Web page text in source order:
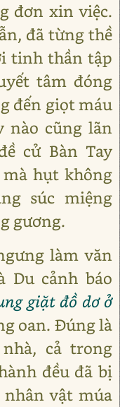
đơn xin việc.
đã từng thề
tinh thần tập
tâm đóng
đến giọt máu
nào cũng lãn
cử Bàn Tay
mà hụt không
súc miệng
gương.
làm văn
Du cảnh báo
giặt đồ dơ ở
oan. Đúng là
cả trong
đều đã bị
nhân vật múa